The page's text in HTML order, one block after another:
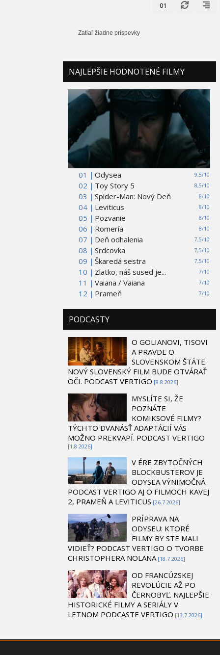
01
Zatiaľ žiadne príspevky
NAJLEPŠIE HODNOTENÉ FILMY
01 | 9,5/10
Odysea
02 |
8,5/10
Toy Story 5
03 |
8/10
Spider-Man: Nový Deň
04 |
8/10
Leviticus
05 |
8/10
Pozvanie
06 |
8/10
Romería
07 |
7,5/10
Deň odhalenia
08 |
7,5/10
Srdcovka
09 |
7,5/10
Škaredá sestra
10 |
7/10
Zlatko, náš sused je...
11 |
7/10
Vaiana / Vaiana
12 |
7/10
Prameň
PODCASTY
O GOLIANOVI, TISOVI
A PRAVDE O
SLOVENSKOM ŠTÁTE.
NOVÝ SLOVENSKÝ FILM BUDE OTVÁRAŤ
OČI. PODCAST VERTIGO [8.8 2026]
MYSLÍTE SI, ŽE
POZNÁTE
KOMIKSOVÉ FILMY?
TÝCHTO DVANÁSŤ ADAPTÁCIÍ VÁS
MOŽNO PREKVAPÍ. PODCAST VERTIGO
[1.8 2026]
V ÉRE ZBYTOČNÝCH
BLOCKBUSTEROV JE
ODYSEA VÝNIMOČNÁ.
PODCAST VERTIGO AJ O FILMOCH KAVEJ
2, PRAMEŇ A LEVITICUS [26.7 2026]
PRÍPRAVA NA
ODYSEU: KTORÉ
FILMY BY STE MALI
VIDIEŤ? PODCAST VERTIGO O TVORBE
CHRISTOPHERA NOLANA [18.7 2026]
OD FRANCÚZSKEJ
REVOLÚCIE AŽ PO
ČERNOBYĽ. NAJLEPŠIE
HISTORICKÉ FILMY A SERIÁLY V
LETNOM PODCASTE VERTIGO [13.7 2026]